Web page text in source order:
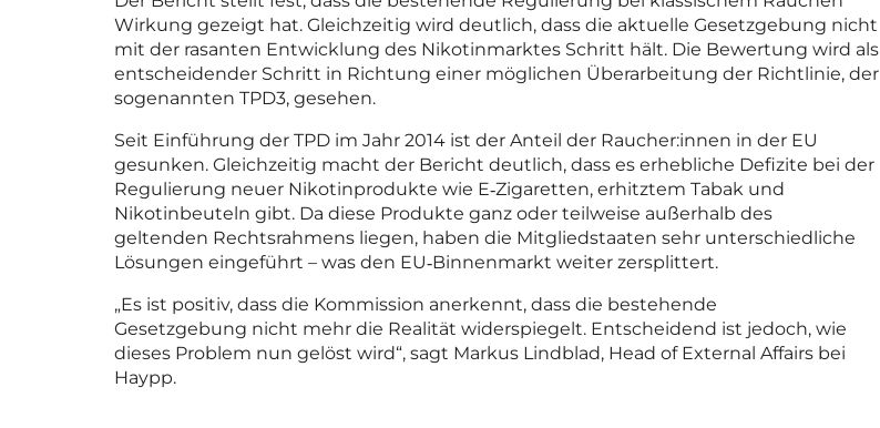
Wirkung gezeigt hat. Gleichzeitig wird deutlich, dass die aktuelle Gesetzgebung nicht
mit der rasanten Entwicklung des Nikotinmarktes Schritt hält. Die Bewertung wird als
entscheidender Schritt in Richtung einer möglichen Überarbeitung der Richtlinie, der
sogenannten TPD3, gesehen.
Seit Einführung der TPD im Jahr 2014 ist der Anteil der Raucher:innen in der EU
gesunken. Gleichzeitig macht der Bericht deutlich, dass es erhebliche Defizite bei der
Regulierung neuer Nikotinprodukte wie E‑Zigaretten, erhitztem Tabak und
Nikotinbeuteln gibt. Da diese Produkte ganz oder teilweise außerhalb des
geltenden Rechtsrahmens liegen, haben die Mitgliedstaaten sehr unterschiedliche
Lösungen eingeführt – was den EU‑Binnenmarkt weiter zersplittert.
„Es ist positiv, dass die Kommission anerkennt, dass die bestehende
Gesetzgebung nicht mehr die Realität widerspiegelt. Entscheidend ist jedoch, wie
dieses Problem nun gelöst wird“, sagt Markus Lindblad, Head of External Affairs bei
Haypp.